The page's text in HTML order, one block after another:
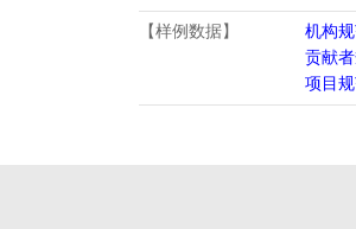
【样例数据】
机构
贡献
项目